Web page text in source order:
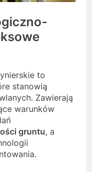
to
stanowią
Zawierają
warunków
gruntu, a